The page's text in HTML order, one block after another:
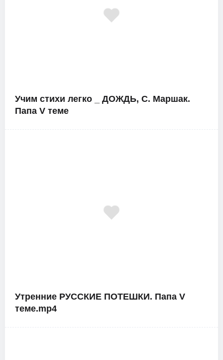
Учим стихи легко _ ДОЖДЬ, С. Маршак.
Папа V теме
Утренние РУССКИЕ ПОТЕШКИ. Папа V
теме.mp4